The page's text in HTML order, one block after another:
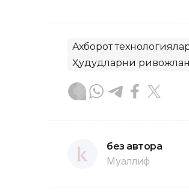
Ахборот
Ҳудудларни
без автора
Муаллиф